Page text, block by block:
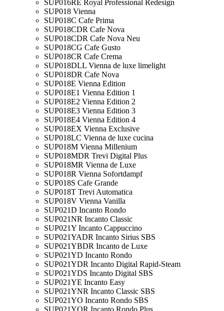
SUP016RE Royal Professional Redesign
SUP018 Vienna
SUP018C Cafe Prima
SUP018CDR Cafe Nova
SUP018CDR Cafe Nova Neu
SUP018CG Cafe Gusto
SUP018CR Cafe Crema
SUP018DLL Vienna de luxe limelight
SUP018DR Cafe Nova
SUP018E Vienna Edition
SUP018E1 Vienna Edition 1
SUP018E2 Vienna Edition 2
SUP018E3 Vienna Edition 3
SUP018E4 Vienna Edition 4
SUP018EX Vienna Exclusive
SUP018LC Vienna de luxe cucina
SUP018M Vienna Millenium
SUP018MDR Trevi Digital Plus
SUP018MR Vienna de Luxe
SUP018R Vienna Sofortdampf
SUP018S Cafe Grande
SUP018T Trevi Automatica
SUP018V Vienna Vanilla
SUP021D Incanto Rondo
SUP021NR Incanto Classic
SUP021Y Incanto Cappuccino
SUP021YADR Incanto Sirius SBS
SUP021YBDR Incanto de Luxe
SUP021YD Incanto Rondo
SUP021YDR Incanto Digital Rapid-Steam
SUP021YDS Incanto Digital SBS
SUP021YE Incanto Easy
SUP021YNR Incanto Classic SBS
SUP021YO Incanto Rondo SBS
SUP021YOR Incanto Rondo Plus